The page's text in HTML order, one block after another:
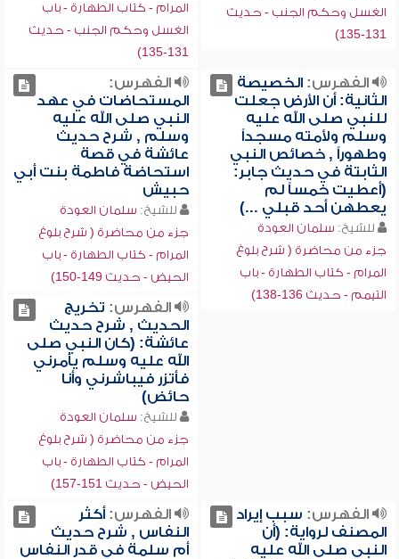
الغسل وحكم الجنب - حديث
131-135)
المرام - كتاب الطهارة - باب
الغسل وحكم الجنب - حديث
131-135)
الفهرس:الخصيصة
الثانية: أن الأرض جعلت
للنبي صلى الله عليه
وسلم ولأمته مسجداً
وطهوراً , خصائص النبي
الثابتة في حديث جابر:
(أعطيت خمساً لم
يعطهن أحد قبلي ...)
للشيخ: سلمان العودة
جزء من محاضرة ( شرح بلوغ
المرام - كتاب الطهارة - باب
التيمم - حديث 136-138)
الفهرس:
المستحاضات في عهد
النبي صلى الله عليه
وسلم , شرح حديث
عائشة في قصة
استحاضة فاطمة بنت أبي
حبيش
للشيخ: سلمان العودة
جزء من محاضرة ( شرح بلوغ
المرام - كتاب الطهارة - باب
الحيض - حديث 149-150)
الفهرس: تخريج
الحديث , شرح حديث
عائشة: (كان النبي صلى
الله عليه وسلم يأمرني
فأتزر فيباشرني وأنا
حائض)
للشيخ: سلمان العودة
جزء من محاضرة ( شرح بلوغ
المرام - كتاب الطهارة - باب
الحيض - حديث 151-157)
الفهرس: سبب إيراد
المصنف لرواية: (أن
النبي صلى الله عليه
الفهرس:أكثر
النفاس , شرح حديث
أم سلمة في قدر النفاس